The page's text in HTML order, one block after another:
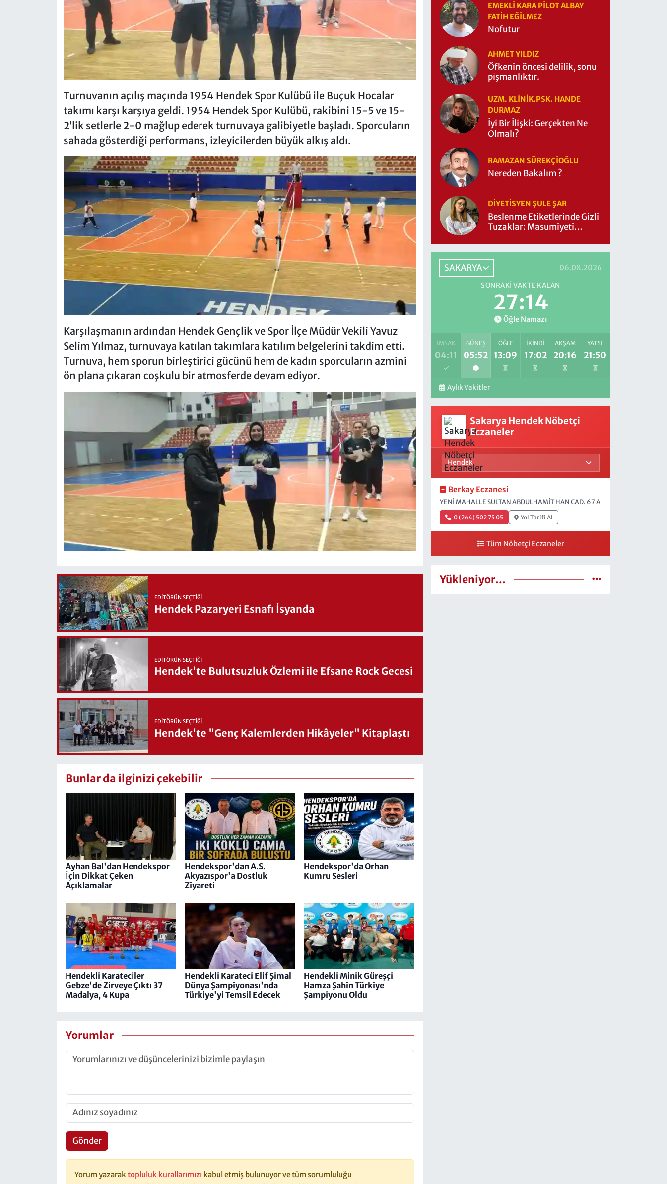
Turnuvanın açılış maçında 1954 Hendek Spor Kulübü ile Buçuk Hocalar
takımı karşı karşıya geldi. 1954 Hendek Spor Kulübü, rakibini 15-5 ve 15-
2’lik setlerle 2-0 mağlup ederek turnuvaya galibiyetle başladı. Sporcuların
sahada gösterdiği performans, izleyicilerden büyük alkış aldı.
Karşılaşmanın ardından Hendek Gençlik ve Spor İlçe Müdür Vekili Yavuz
Selim Yılmaz, turnuvaya katılan takımlara katılım belgelerini takdim etti.
Turnuva, hem sporun birleştirici gücünü hem de kadın sporcuların azmini
ön plana çıkaran coşkulu bir atmosferde devam ediyor.
EDITÖRÜN SEÇTIĞI
Hendek Pazaryeri Esnafı İsyanda
EDITÖRÜN SEÇTIĞI
Hendek'te Bulutsuzluk Özlemi ile Efsane Rock Gecesi
EDITÖRÜN SEÇTIĞI
Hendek'te "Genç Kalemlerden Hikâyeler" Kitaplaştı
Bunlar da ilginizi çekebilir
Ayhan Bal'dan Hendekspor
İçin Dikkat Çeken
Açıklamalar
Hendekspor'dan A.S.
Akyazıspor'a Dostluk
Ziyareti
Hendekspor'da Orhan
Kumru Sesleri
Hendekli Karateciler
Gebze'de Zirveye Çıktı 37
Madalya, 4 Kupa
Hendekli Karateci Elif Şimal
Dünya Şampiyonası'nda
Türkiye'yi Temsil Edecek
Hendekli Minik Güreşçi
Hamza Şahin Türkiye
Şampiyonu Oldu
Yorumlar
Gönder
Yorum yazaraktopluluk kurallarımızı kabul etmiş bulunuyor ve tüm sorumluluğu
EMEKLI KARA PILOT ALBAY
FATIH EĞİLMEZ
Nofutur
AHMET YILDIZ
Öfkenin öncesi delilik, sonu
pişmanlıktır.
UZM. KLINIK.PSK. HANDE
DURMAZ
İyi Bir İlişki: Gerçekten Ne
Olmalı?
RAMAZAN SÜREKÇIOĞLU
Nereden Bakalım ?
DIYETISYEN ŞULE ŞAR
Beslenme Etiketlerinde Gizli
Tuzaklar: Masumiyeti
SAKARYA 06.08.2026
SONRAKI VAKTE KALAN
27:13
Öğle Namazı
İMSAK
04:11
GÜNEŞ
05:52
ÖĞLE
13:09
İKINDI
17:02
AKŞAM
20:16
YATSI
21:50
Aylık Vakitler
Sakarya Hendek Nöbetçi
Eczaneler
Berkay Eczanesi
YENİ MAHALLE SULTAN ABDULHAMİT HAN CAD. 67 A
0 (264) 502 75 05 Yol Tarifi Al
Tüm Nöbetçi Eczaneler
Yükleniyor...